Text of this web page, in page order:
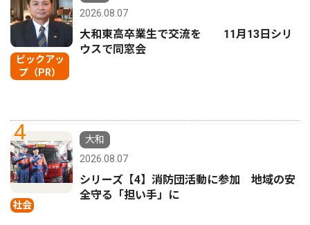
ピックアッ
プ（PR）
2026.08.07
大和東高卒業生で交流を 11月13日シリ
ウスで同窓会
4
社会
大和
2026.08.07
シリーズ【4】消防団活動に参加 地域の安
全守る「担い手」に